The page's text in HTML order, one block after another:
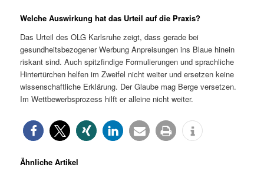
Welche Auswirkung hat das Urteil auf die Praxis?
Das Urteil des OLG Karlsruhe zeigt, dass gerade bei
gesundheitsbezogener Werbung Anpreisungen ins Blaue hinein
riskant sind. Auch spitzfindige Formulierungen und sprachliche
Hintertürchen helfen im Zweifel nicht weiter und ersetzen keine
wissenschaftliche Erklärung. Der Glaube mag Berge versetzen.
Im Wettbewerbsprozess hilft er alleine nicht weiter.
Ähnliche Artikel